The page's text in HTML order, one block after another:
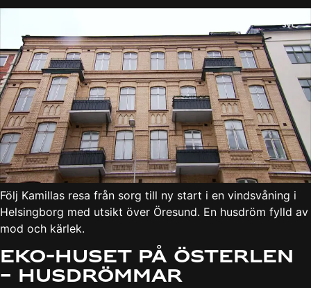
Följ Kamillas resa från sorg till ny start i en vindsvåning i
Helsingborg med utsikt över Öresund. En husdröm fylld av
mod och kärlek.
Eko-huset på Österlen
– Husdrömmar